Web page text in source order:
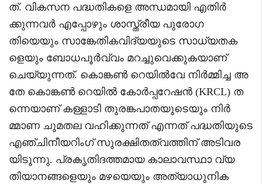
ത്. വികസന പദ്ധതികളെ അന്ധമായി എതിർ
ക്കുന്നവർ എപ്പോഴും ശാസ്ത്രീയ പുരോഗ
തിയെയും സാങ്കേതികവിദ്യയുടെ സാധ്യതക
ളെയും ബോധപൂർവ്വം മറച്ചുവെക്കുകയാണ്
ചെയ്യുന്നത്. കൊങ്കൺ റെയിൽവേ നിർമ്മിച്ച അ
തേ കൊങ്കൺ റെയിൽ കോർപ്പറേഷൻ (KRCL) ത
ന്നെയാണ് കള്ളാടി തുരങ്കപാതയുടെയും നിർ
മ്മാണ ചുമതല വഹിക്കുന്നത് എന്നത് പദ്ധതിയുടെ
എഞ്ചിനീയറിംഗ് സുരക്ഷിതത്വത്തിന് അടിവര
യിടുന്നു. പ്രകൃതിദത്തമായ കാലാവസ്ഥാ വ്യ
തിയാനങ്ങളെയും മഴയെയും അത്യാധുനിക